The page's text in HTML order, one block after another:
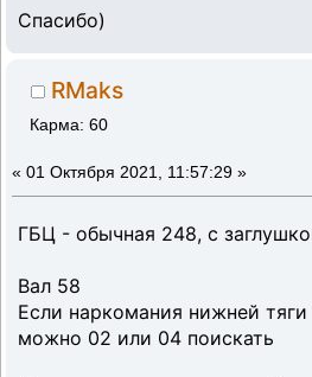
Спасибо)
RMaks
Карма: 60
« 01 Октября 2021, 11:57:29 »
ГБЦ - обычная 248, с
Вал 58
Если наркомания нижней тяги
можно 02 или 04 поискать